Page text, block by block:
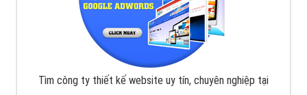
Tìm công ty thiết kế website uy tín, chuyên nghiệp tại